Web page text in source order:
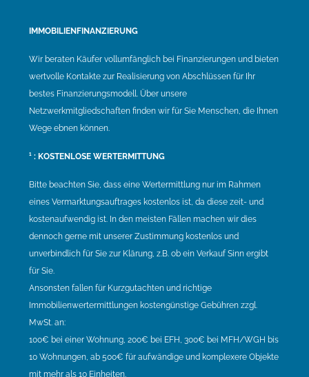
IMMOBILIENFINANZIERUNG
Wir beraten Käufer vollumfänglich bei Finanzierungen und bieten
wertvolle Kontakte zur Realisierung von Abschlüssen für Ihr
bestes Finanzierungsmodell. Über unsere
Netzwerkmitgliedschaften finden wir für Sie Menschen, die Ihnen
Wege ebnen können.
¹ : KOSTENLOSE WERTERMITTUNG
Bitte beachten Sie, dass eine Wertermittlung nur im Rahmen
eines Vermarktungsauftrages kostenlos ist, da diese zeit- und
kostenaufwendig ist. In den meisten Fällen machen wir dies
dennoch gerne mit unserer Zustimmung kostenlos und
unverbindlich für Sie zur Klärung, z.B. ob ein Verkauf Sinn ergibt
für Sie.
Ansonsten fallen für Kurzgutachten und richtige
Immobilienwertermittlungen kostengünstige Gebühren zzgl.
MwSt. an:
100€ bei einer Wohnung, 200€ bei EFH, 300€ bei MFH/WGH bis
10 Wohnungen, ab 500€ für aufwändige und komplexere Objekte
mit mehr als 10 Einheiten.